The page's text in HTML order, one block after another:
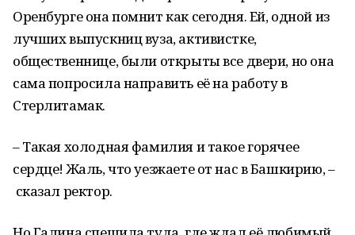
Оренбурге она помнит как сегодня. Ей, одной из
лучших выпускниц вуза, активистке,
общественнице, были открыты все двери, но она
сама попросила направить её на работу в
Стерлитамак.
– Такая холодная фамилия и такое горячее
сердце! Жаль, что уезжаете от нас в Башкирию, –
сказал ректор.